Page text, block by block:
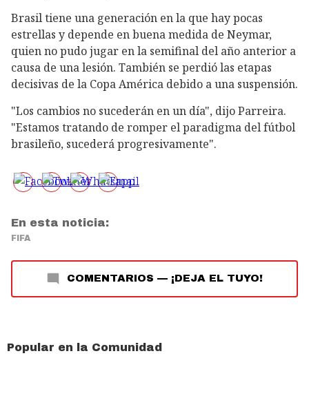
Brasil tiene una generación en la que hay pocas
estrellas y depende en buena medida de Neymar,
quien no pudo jugar en la semifinal del año anterior a
causa de una lesión. También se perdió las etapas
decisivas de la Copa América debido a una suspensión.
"Los cambios no sucederán en un día", dijo Parreira.
"Estamos tratando de romper el paradigma del fútbol
brasileño, sucederá progresivamente".
En esta noticia:
FIFA
COMENTARIOS — ¡DEJA EL TUYO!
Popular en la Comunidad